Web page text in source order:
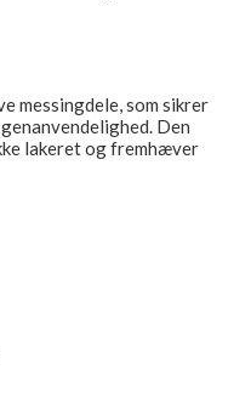
messingdele, som sikrer
Den
lakeret og fremhæver